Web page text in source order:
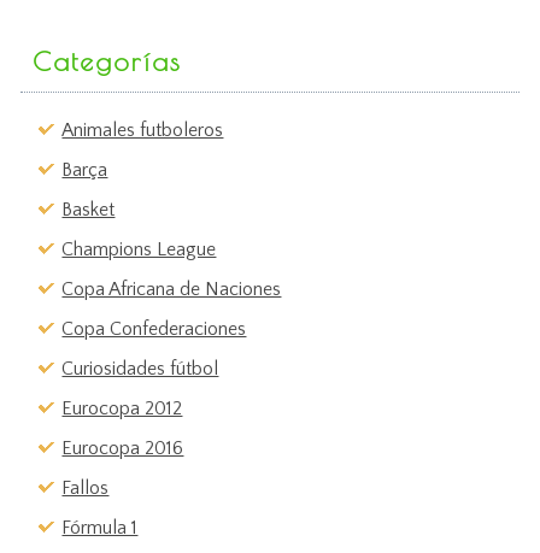
Categorías
Animales futboleros
Barça
Basket
Champions League
Copa Africana de Naciones
Copa Confederaciones
Curiosidades fútbol
Eurocopa 2012
Eurocopa 2016
Fallos
Fórmula 1